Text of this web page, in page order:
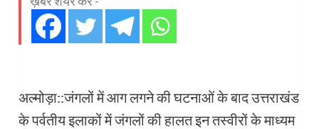
अल्मोड़ा::जंगलों में आग लगने की घटनाओं के बाद उत्तराखंड
के पर्वतीय इलाकों में जंगलों की हालत इन तस्वीरों के माध्यम